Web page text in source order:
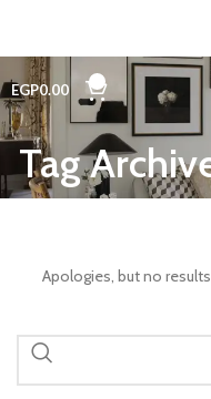
EGP0.00
Tag
Apologies, but no